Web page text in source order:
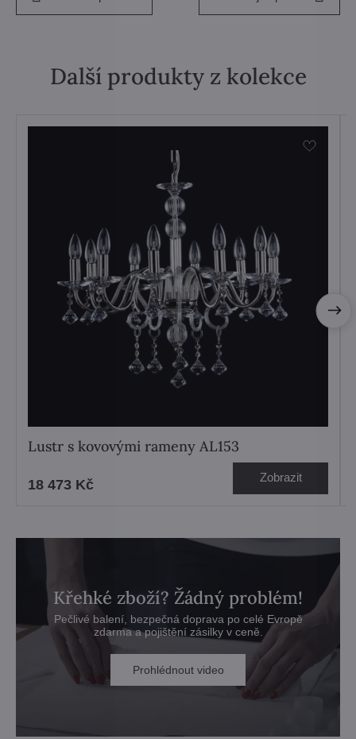
Další produkty z kolekce
Lustr s kovovými rameny AL153
18 473 Kč Zobrazit
Křehké zboží? Žádný problém!
Pečlivé balení, bezpečná doprava po celé Evropě
zdarma a pojištění zásilky v ceně.
Prohlédnout video